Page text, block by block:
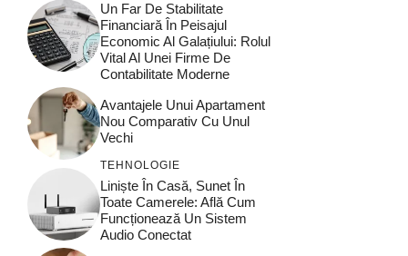
Un Far De Stabilitate
Financiară În Peisajul
Economic Al Galațiului: Rolul
Vital Al Unei Firme De
Contabilitate Moderne
Avantajele Unui Apartament
Nou Comparativ Cu Unul
Vechi
TEHNOLOGIE
Liniște În Casă, Sunet În
Toate Camerele: Află Cum
Funcționează Un Sistem
Audio Conectat